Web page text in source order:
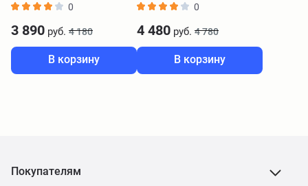
DZN4019TW 0
3 890 руб. 4 180
В корзину
0
4 480 руб. 4 780
В корзину
Покупателям